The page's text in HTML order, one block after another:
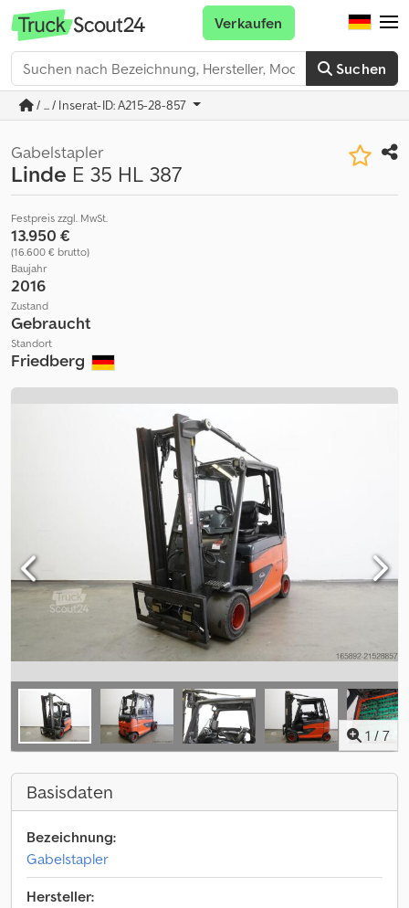
Suchen
Verkaufen
/ ... / Inserat-ID: A215-28-857
Gabelstapler
Linde E 35 HL 387
Festpreis zzgl. MwSt.
13.950 €
(16.600 € brutto)
Baujahr
2016
Zustand
Gebraucht
Standort
Friedberg
1 / 7
Basisdaten
Bezeichnung:
Gabelstapler
Hersteller: